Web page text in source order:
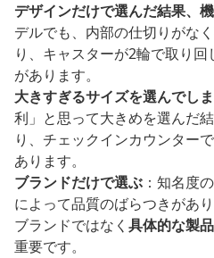
デザインだけで選んだ結果、
デルでも、内部の仕切りがな
り、キャスターが2輪で取り
があります。
大きすぎるサイズを選んでし
利」と思って大きめを選んだ
り、チェックインカウンター
あります。
ブランドだけで選ぶ ：知名度
によって品質のばらつきがあり
ブランドではなく 具体的な製
重要です。